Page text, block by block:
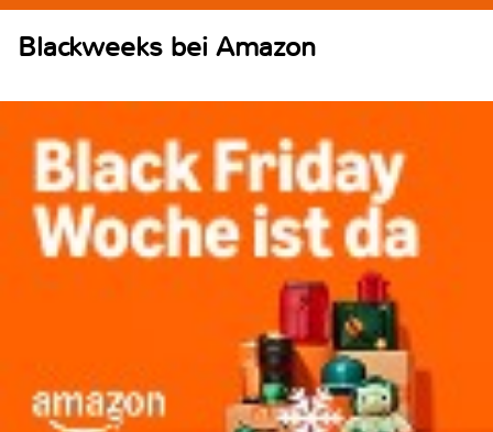
Blackweeks bei Amazon